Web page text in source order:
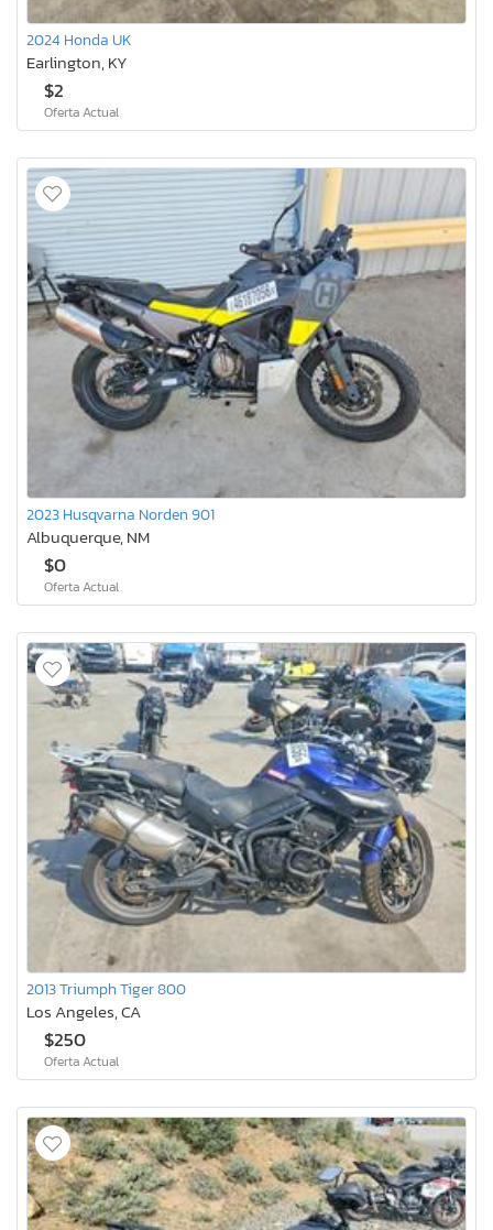
2024 Honda UK
Earlington, KY
$2
Oferta Actual
2023 Husqvarna Norden 901
Albuquerque, NM
$0
Oferta Actual
2013 Triumph Tiger 800
Los Angeles, CA
$250
Oferta Actual